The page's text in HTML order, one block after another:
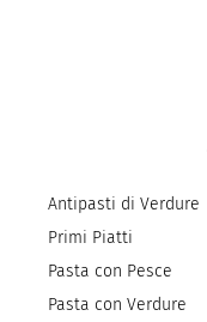
Antipasti di Verdure
Primi Piatti
Pasta con Pesce
Pasta con Verdure